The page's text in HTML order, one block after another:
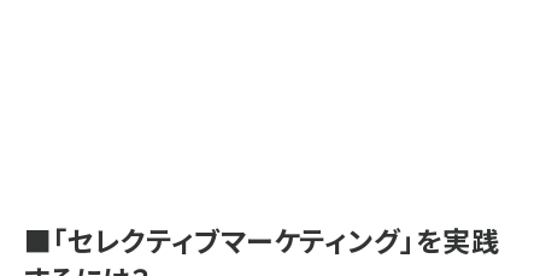
■「セレクティブマーケティング」を実践